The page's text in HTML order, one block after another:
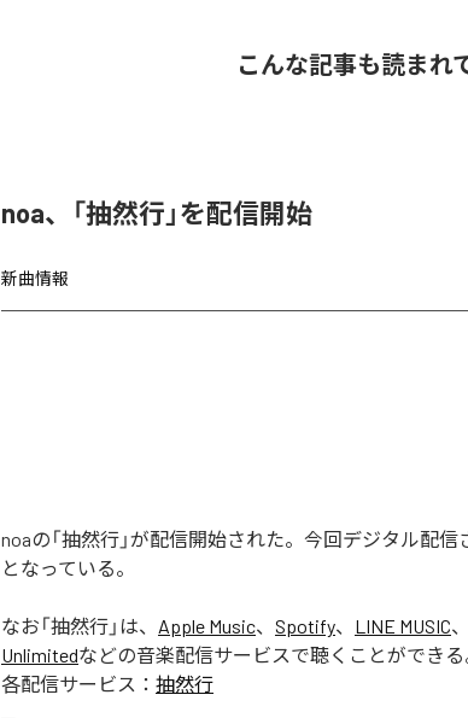
こんな記事も読まれ
noa、「抽然行」を配信開始
新曲情報
noaの「抽然行」が配信開始された。今回デジタル配信
となっている。
なお「抽然行 」は、 Apple Music、 Spotify、 LINE MUSIC、
Unlimitedなどの音楽配信サービスで聴くことができる
各配信サービス： 抽然行